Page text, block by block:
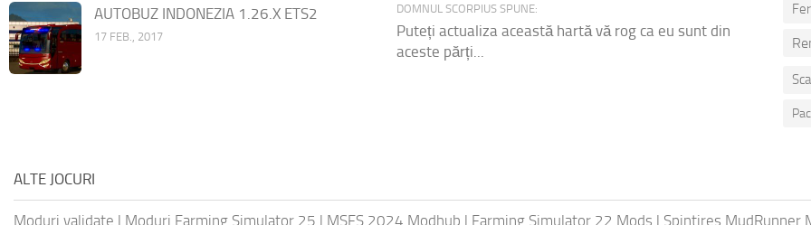
AUTOBUZ INDONEZIA 1.26.X ETS2
17 FEB., 2017
DOMNUL SCORPIUS SPUNE:
Puteți actualiza această hartă vă rog ca eu sunt din
aceste părți...
ALTE JOCURI
Moduri validate | Moduri Farming Simulator 25 | MSFS 2024 Modhub | Farming Simulator 22 Mods | Spintires MudRunner